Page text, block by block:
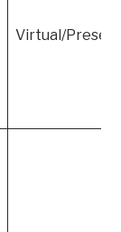
Virtual/